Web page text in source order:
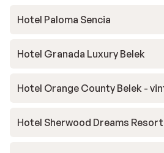
Hotel Paloma Sencia
Hotel Granada Luxury Belek
Hotel Orange County Belek -
Hotel Sherwood Dreams Resort